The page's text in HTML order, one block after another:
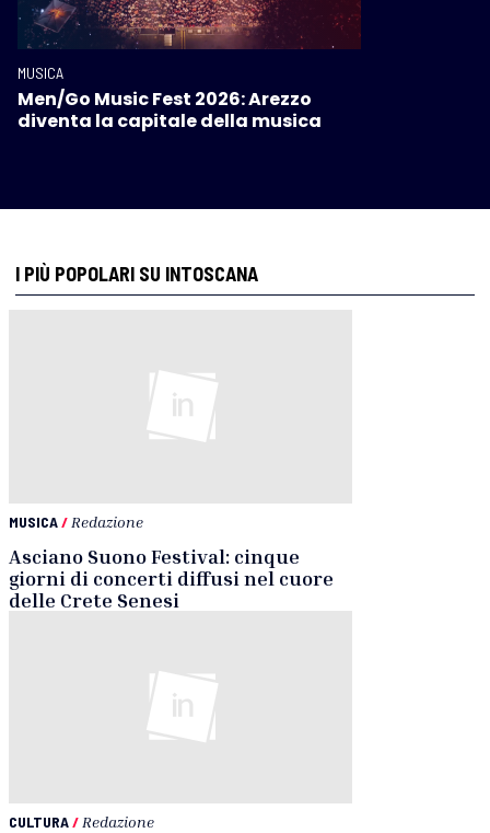
MUSICA
Men/Go Music Fest 2026: Arezzo
diventa la capitale della musica
I PIÙ POPOLARI SU INTOSCANA
MUSICA/ Redazione
Asciano Suono Festival: cinque
giorni di concerti diffusi nel cuore
delle Crete Senesi
CULTURA/ Redazione